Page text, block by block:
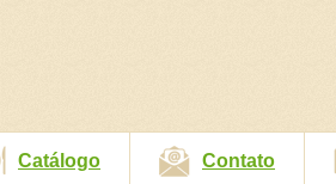
Catálogo Contato